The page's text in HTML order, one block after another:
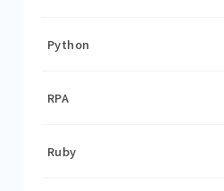
Python
RPA
Ruby